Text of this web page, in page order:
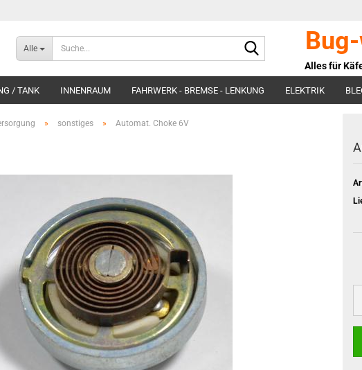
Alle
Alles für
/ TANK INNENRAUM FAHRWERK - BREMSE - LENKUNG ELEKTRIK
/ ZUBEHÖR SONSTIGES
» sonstiges » Automat. Choke 6V